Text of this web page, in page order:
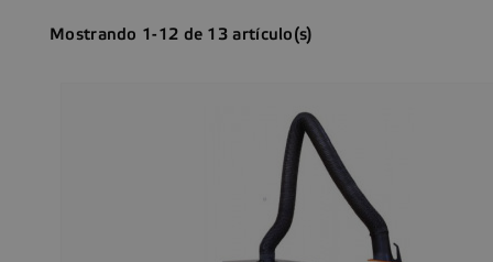
Mostrando 1-12 de 13 artículo(s)